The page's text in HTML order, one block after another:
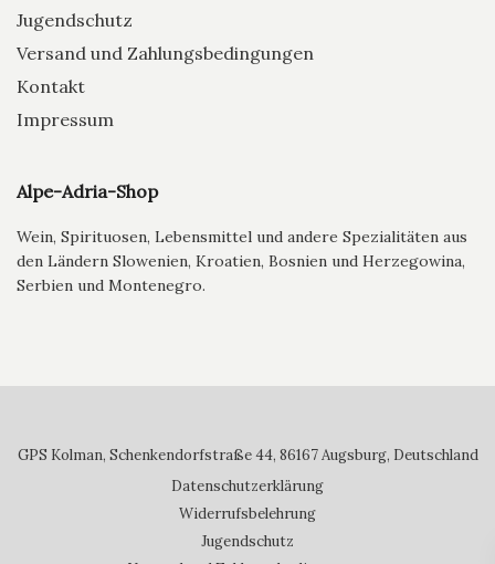
Jugendschutz
Versand und Zahlungsbedingungen
Kontakt
Impressum
Alpe-Adria-Shop
Wein, Spirituosen, Lebensmittel und andere Spezialitäten aus
den Ländern Slowenien, Kroatien, Bosnien und Herzegowina,
Serbien und Montenegro.
GPS Kolman, Schenkendorfstraße 44, 86167 Augsburg, Deutschland
Datenschutzerklärung
Widerrufsbelehrung
Jugendschutz